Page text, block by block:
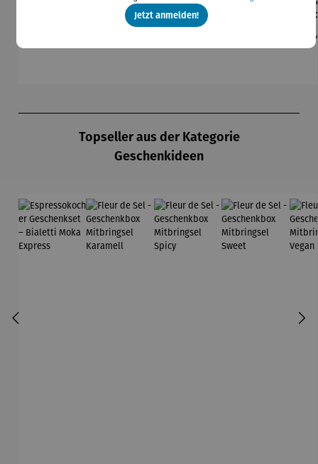
Bierzapfa
Champagn
erkühler
aus
Champagn
erkühler
MONACO
Champagn
Topseller aus der Kategorie
Geschenkideen
Jetzt anmelden!